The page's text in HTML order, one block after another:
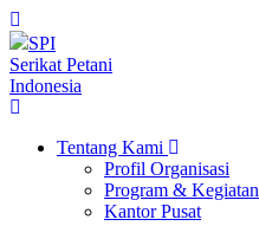
SPI
Serikat Petani
Indonesia
Tentang Kami
Profil Organisasi
Program & Kegiatan
Kantor Pusat